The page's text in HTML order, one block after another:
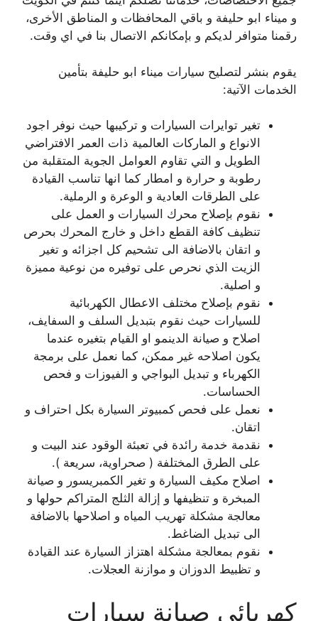
و ميناء ابو حليفة و باقي المحافظات و المناطق الأخرى،
رقمنا متوافر لديكم و بإمكانكم الاتصال بنا في اي وقت.
يقوم بنشر لتصليح سيارات ميناء ابو حليفة بتأمين
الخدمات الآتية:
تغير توايرات السيارات و تركيبها حيث نوفر اجود
الانواع و الماركات العالمية ذات العمر الافتراضي
الطويل و التي تقاوم العوامل الجوية المتقلبة من
رطوبة و حرارة و امطار كما انها تناسب القيادة
على الطرقات العادية و الوعرة و الرملية.
نقوم بإصلاح محرك السيارات و العمل على
تنظيف كافة القطع داخل و خارج المحرك بحرص
و اتقان بالاضافة الى تشحيم كل اجزائه و تغير
الزيت الذي نحرص على توفيره من نوعية مميزة
و اصلية.
نقوم بإصلاح مختلف الاعطال الكهربائية
للسيارات حيث نقوم بتبديل السلف و السفايف،
اصلاح و صيانة الدينمو او القيام بتغيره عندما
يكون اصلاحه غير ممكن، كما نعمل على برمجة
الكهرباء و تبديل البواجي و الفيوزات و فحص
الحساسات.
نعمل على فحص كمبيوتر السيارة بكل احتراف و
اتقان.
نقدمة خدمة رائدة في تعبئة الوقود عند البيت و
على الطرق المختلفة ( صحراوية، سريعة ).
اصلاح مكيف السيارة و تغير الكمبريسور و صيانة
المبخرة و تنظيفها و إزالة الثلج المتراكم حولها و
معالجة مشكلة تهريب المياه و اصلاحها بالاضافة
الى تبديل الضاغط.
نقوم بمعالجة مشكلة اهتزاز السيارة عند القيادة
و تظبيط الدوزان و موازنة العجلات.
كهربائي صيانة سيارات